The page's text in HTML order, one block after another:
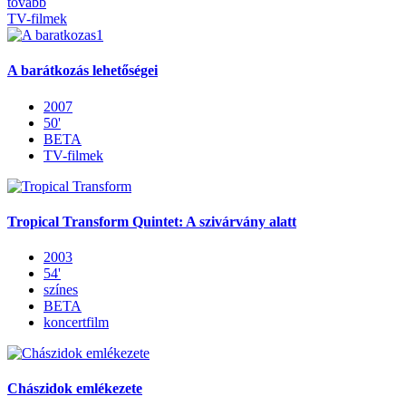
TV-filmek
A barátkozás lehetőségei
2007
50'
BETA
TV-filmek
Tropical Transform Quintet: A szivárvány alatt
2003
54'
színes
BETA
koncertfilm
Chászidok emlékezete